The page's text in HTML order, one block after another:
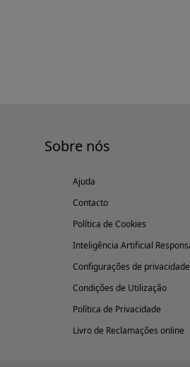
Sobre nós
Ajuda
Contacto
Política de Cookies
Inteligência Artificial
Configurações de privacidade
Condições de Utilização
Política de Privacidade
Livro de Reclamações online